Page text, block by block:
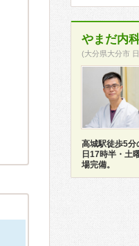
やまだ内
(大分県大分市
高城駅徒歩5分
日17時半・土
場完備。